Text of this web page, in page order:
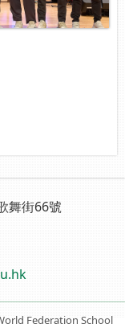
舞街66號
Federation School